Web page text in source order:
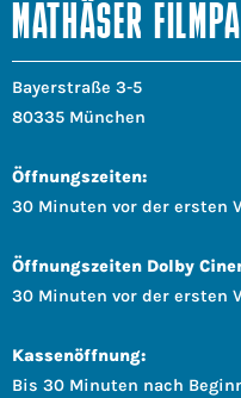
MATHÄSER
Bayerstraße 3-5
80335 München
Öffnungszeiten:
30 Minuten vor der ersten
Öffnungszeiten Dolby
30 Minuten vor der ersten
Kassenöffnung:
Bis 30 Minuten nach